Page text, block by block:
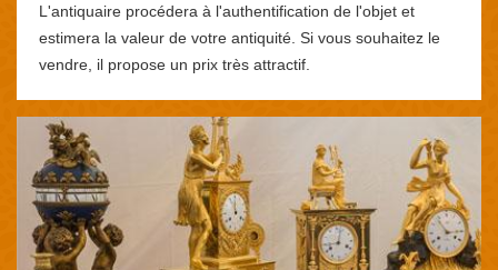
L'antiquaire procédera à l'authentification de l'objet et
estimera la valeur de votre antiquité. Si vous souhaitez le
vendre, il propose un prix très attractif.